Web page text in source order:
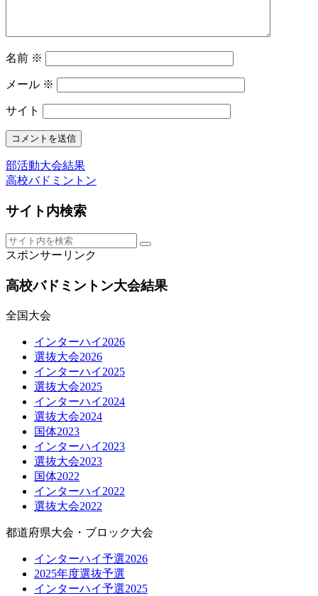
名前 ※
メール ※
サイト
部活動大会結果
高校バドミントン
サイト内検索
スポンサーリンク
高校バドミントン大会結果
全国大会
インターハイ2026
選抜大会2026
インターハイ2025
選抜大会2025
インターハイ2024
選抜大会2024
国体2023
インターハイ2023
選抜大会2023
国体2022
インターハイ2022
選抜大会2022
都道府県大会・ブロック大会
インターハイ予選2026
2025年度選抜予選
インターハイ予選2025